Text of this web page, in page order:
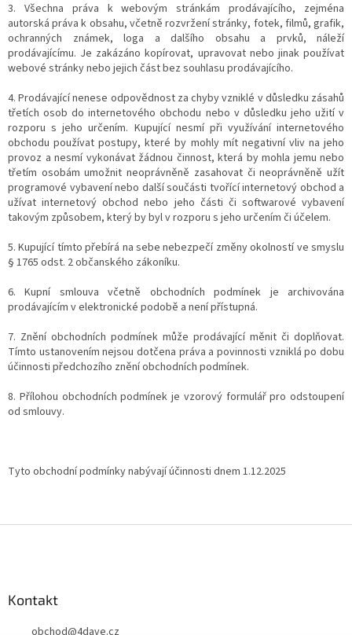
3. Všechna práva k webovým stránkám prodávajícího, zejména
autorská práva k obsahu, včetně rozvržení stránky, fotek, filmů, grafik,
ochranných známek, loga a dalšího obsahu a prvků, náleží
prodávajícímu. Je zakázáno kopírovat, upravovat nebo jinak používat
webové stránky nebo jejich část bez souhlasu prodávajícího.
4. Prodávající nenese odpovědnost za chyby vzniklé v důsledku zásahů
třetích osob do internetového obchodu nebo v důsledku jeho užití v
rozporu s jeho určením. Kupující nesmí při využívání internetového
obchodu používat postupy, které by mohly mít negativní vliv na jeho
provoz a nesmí vykonávat žádnou činnost, která by mohla jemu nebo
třetím osobám umožnit neoprávněně zasahovat či neoprávněně užít
programové vybavení nebo další součásti tvořící internetový obchod a
užívat internetový obchod nebo jeho části či softwarové vybavení
takovým způsobem, který by byl v rozporu s jeho určením či účelem.
5. Kupující tímto přebírá na sebe nebezpečí změny okolností ve smyslu
§ 1765 odst. 2 občanského zákoníku.
6. Kupní smlouva včetně obchodních podmínek je archivována
prodávajícím v elektronické podobě a není přístupná.
7. Znění obchodních podmínek může prodávající měnit či doplňovat.
Tímto ustanovením nejsou dotčena práva a povinnosti vzniklá po dobu
účinnosti předchozího znění obchodních podmínek.
8. Přílohou obchodních podmínek je vzorový formulář pro odstoupení
od smlouvy.
Tyto obchodní podmínky nabývají účinnosti dnem 1.12.2025
Kontakt